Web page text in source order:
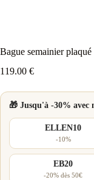
Bague semainier plaqué
119.00 €
🎁 Jusqu'à -30% avec
ELLEN10
-10%
EB20
-20% dès 50€